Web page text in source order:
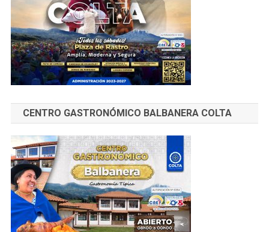
CENTRO GASTRONÓMICO BALBANERA COLTA